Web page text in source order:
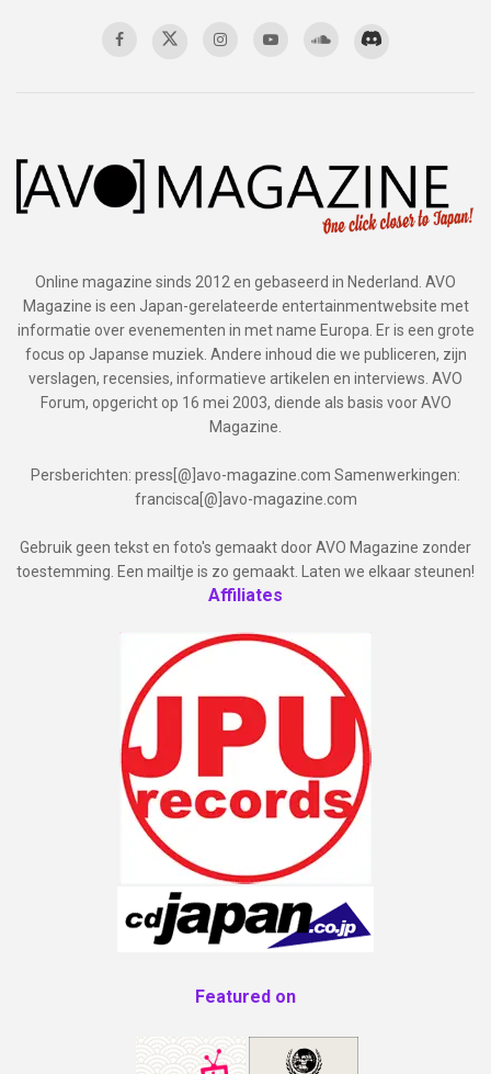
Online magazine sinds 2012 en gebaseerd in Nederland. AVO
Magazine is een Japan-gerelateerde entertainmentwebsite met
informatie over evenementen in met name Europa. Er is een grote
focus op Japanse muziek. Andere inhoud die we publiceren, zijn
verslagen, recensies, informatieve artikelen en interviews. AVO
Forum, opgericht op 16 mei 2003, diende als basis voor AVO
Magazine.
Persberichten: press[@]avo-magazine.com Samenwerkingen:
francisca[@]avo-magazine.com
Gebruik geen tekst en foto's gemaakt door AVO Magazine zonder
toestemming. Een mailtje is zo gemaakt. Laten we elkaar steunen!
Affiliates
Featured on